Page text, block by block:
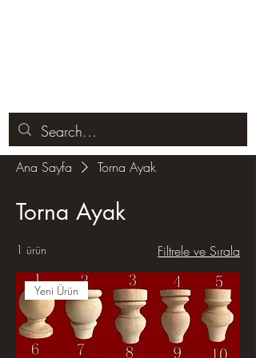
Ana Sayfa Torna Ayak
Torna Ayak
1 ürün Filtrele ve Sırala
Yeni Ürün